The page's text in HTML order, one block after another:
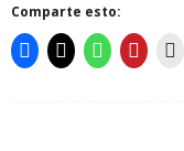
Comparte esto: